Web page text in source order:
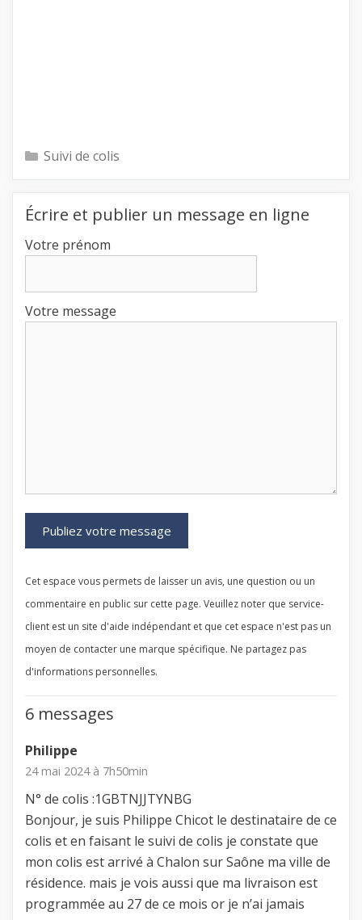
Catégories
Suivi de colis
Écrire et publier un message en ligne
Votre prénom
Votre message
Cet espace vous permets de laisser un avis, une question ou un
commentaire en public sur cette page. Veuillez noter que service-
client est un site d'aide indépendant et que cet espace n'est pas un
moyen de contacter une marque spécifique. Ne partagez pas
d'informations personnelles.
6 messages
Philippe
24 mai 2024 à 7h50min
N° de colis :1GBTNJJTYNBG
Bonjour, je suis Philippe Chicot le destinataire de ce
colis et en faisant le suivi de colis je constate que
mon colis est arrivé à Chalon sur Saône ma ville de
résidence. mais je vois aussi que ma livraison est
programmée au 27 de ce mois or je n’ai jamais